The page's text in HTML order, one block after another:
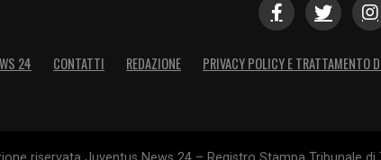
24 CONTATTI REDAZIONE PRIVACY POLICY E TRATTAMENTO